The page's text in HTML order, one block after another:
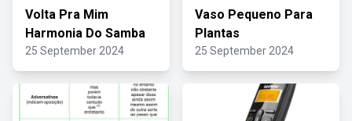
Volta Pra Mim
Harmonia Do Samba
25 September 2024
Vaso Pequeno Para
Plantas
25 September 2024